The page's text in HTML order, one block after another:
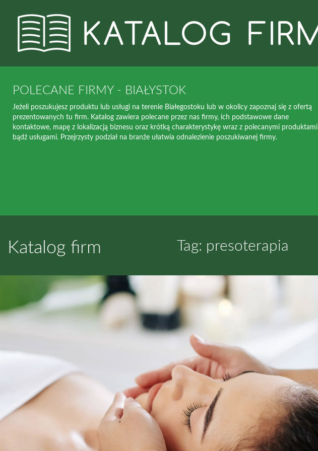
POLECANE FIRMY - BIAŁYSTOK
Jeżeli poszukujesz produktu lub usługi na terenie Białegostoku lub w okolicy zapoznaj się z ofertą
prezentowanych tu firm. Katalog zawiera polecane przez nas firmy, ich podstawowe dane
kontaktowe, mapę z lokalizacją biznesu oraz krótką charakterystykę wraz z polecanymi produktami
bądź usługami. Przejrzysty podział na branże ułatwia odnalezienie poszukiwanej firmy.
Katalog firm Tag: presoterapia